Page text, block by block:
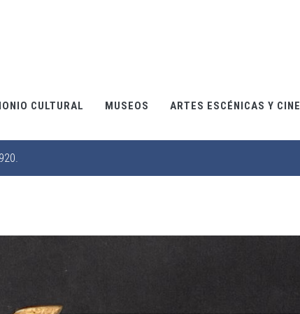
CULTURAL MUSEOS ARTES ESCÉNICAS Y CINE